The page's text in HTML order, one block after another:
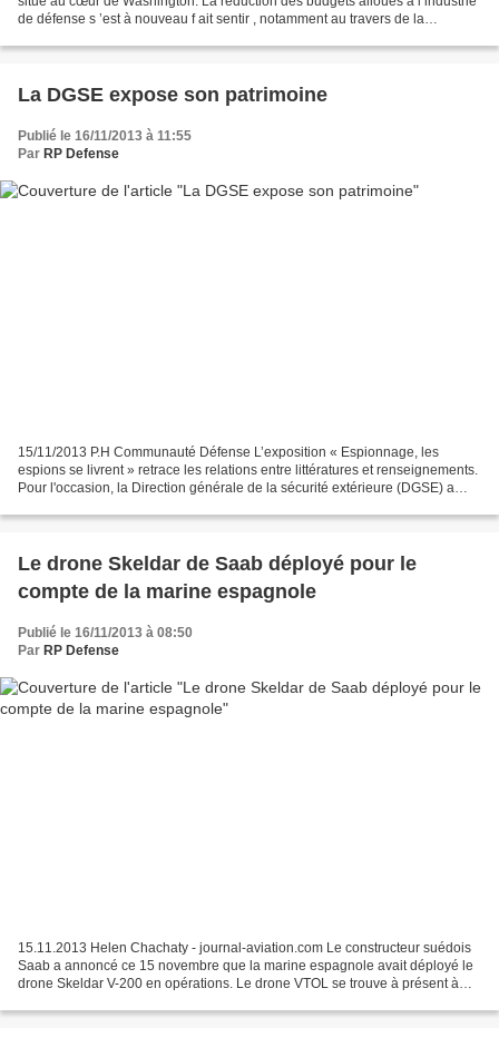
de défense s ’est à nouveau f ait sentir , notamment au travers de la
La DGSE expose son patrimoine
Publié le 16/11/2013 à 11:55
Par RP Defense
15/11/2013 P.H Communauté Défense L’exposition « Espionnage, les
espions se livrent » retrace les relations entre littératures et renseignements.
Pour l'occasion, la Direction générale de la sécurité extérieure (DGSE) a
Le drone Skeldar de Saab déployé pour le
compte de la marine espagnole
Publié le 16/11/2013 à 08:50
Par RP Defense
15.11.2013 Helen Chachaty - journal-aviation.com Le constructeur suédois
Saab a annoncé ce 15 novembre que la marine espagnole avait déployé le
drone Skeldar V-200 en opérations. Le drone VTOL se trouve à présent à